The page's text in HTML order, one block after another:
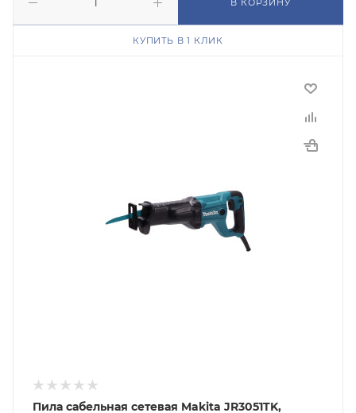
В КОРЗИНУ
КУПИТЬ В 1 КЛИК
Пила сабельная сетевая Makita JR3051TK,